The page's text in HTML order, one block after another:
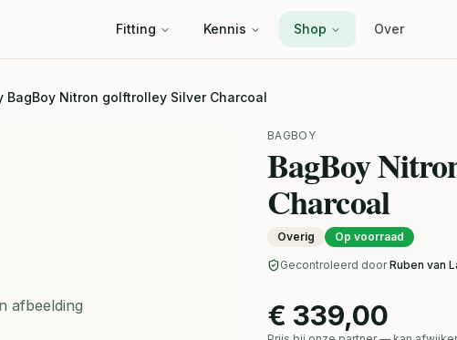
Fitting Kennis Shop Over
BagBoy Nitron golftrolley Silver Charcoal
afbeelding
BAGBOY
BagBoy
Charcoal
Overig Op voorraad
Gecontroleerd door Ruben van
€ 339,00